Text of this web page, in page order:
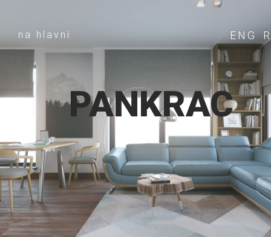
na hlavní ENG
PANKRAC